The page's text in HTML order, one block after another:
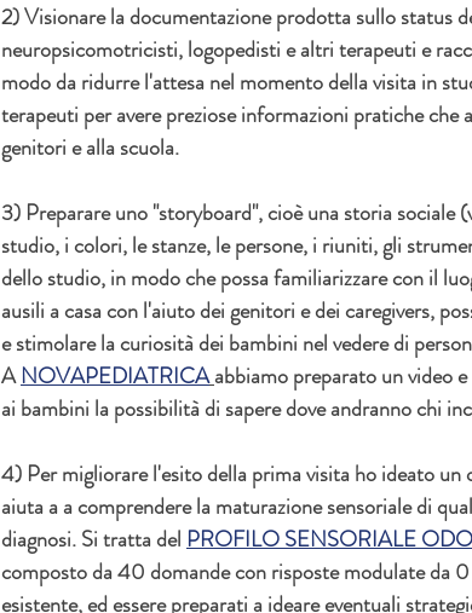
2) Visionare la documentazione prodotta sullo status
neuropsicomotricisti, logopedisti e altri terapeuti e
modo da ridurre l'attesa nel momento della visita in
terapeuti per avere preziose informazioni pratiche
genitori e alla scuola.
3) Preparare uno "storyboard", cioè una storia
studio, i colori, le stanze, le persone, i riuniti, gli
dello studio, in modo che possa familiarizzare con il
ausili a casa con l'aiuto dei genitori e dei caregivers,
e stimolare la curiosità dei bambini nel vedere di
A NOVAPEDIATRICAabbiamo preparato un video
ai bambini la possibilità di sapere dove andranno chi
4) Per migliorare l'esito della prima visita ho ideato
aiuta a a comprendere la maturazione sensoriale di
diagnosi. Si tratta del PROFILO SENSORIALE
composto da 40 domande con risposte modulate da
esistente, ed essere preparati a ideare eventuali